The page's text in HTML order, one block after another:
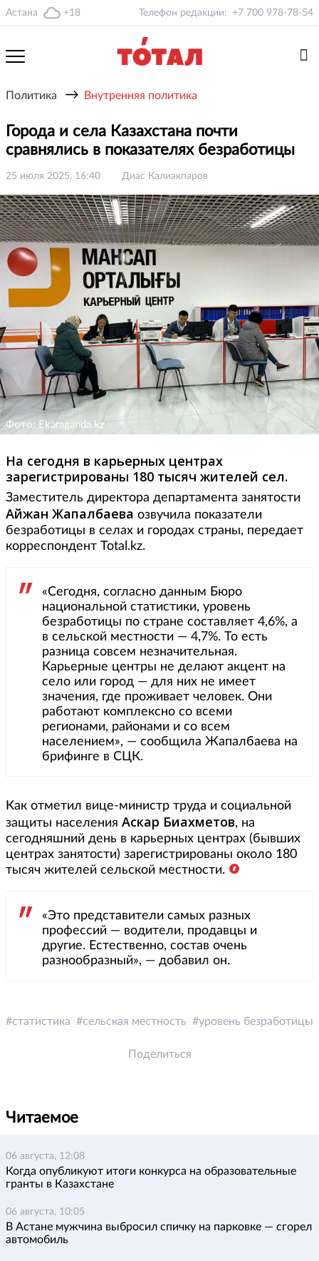
Астана +18 Телефон редакции: +7 700 978-78-54
Политика → Внутренняя политика
Города и села Казахстана почти
сравнялись в показателях безработицы
25 июля 2025, 16:40 Диас Калиакпаров
Фото: Ekaraganda.kz
На сегодня в карьерных центрах
зарегистрированы 180 тысяч жителей сел.
Заместитель директора департамента занятости
Айжан Жапалбаева озвучила показатели
безработицы в селах и городах страны, передает
корреспондент Total.kz.
«Сегодня, согласно данным Бюро
национальной статистики, уровень
безработицы по стране составляет 4,6%, а
в сельской местности — 4,7%. То есть
разница совсем незначительная.
Карьерные центры не делают акцент на
село или город — для них не имеет
значения, где проживает человек. Они
работают комплексно со всеми
регионами, районами и со всем
населением», — сообщила Жапалбаева на
брифинге в СЦК.
Как отметил вице-министр труда и социальной
защиты населения Аскар Биахметов, на
сегодняшний день в карьерных центрах (бывших
центрах занятости) зарегистрированы около 180
тысяч жителей сельской местности.
«Это представители самых разных
профессий — водители, продавцы и
другие. Естественно, состав очень
разнообразный», — добавил он.
статистика сельская местность уровень безработицы
Поделиться
Читаемое
06 августа, 12:08
Когда опубликуют итоги конкурса на образовательные
гранты в Казахстане
06 августа, 10:05
В Астане мужчина выбросил спичку на парковке — сгорел
автомобиль